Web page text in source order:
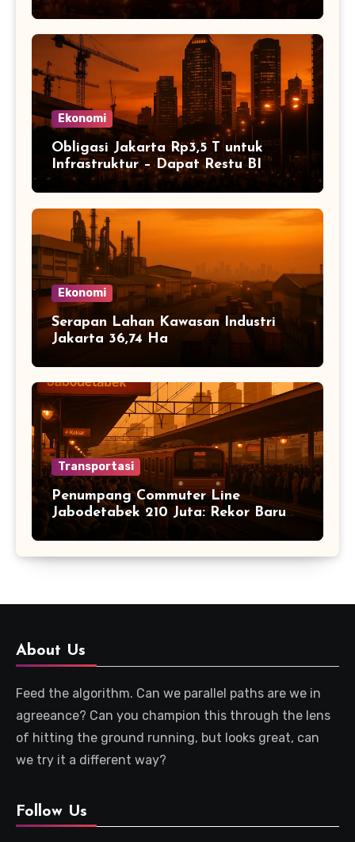
Ekonomi
Obligasi Jakarta Rp3,5 T untuk
Infrastruktur – Dapat Restu BI
Ekonomi
Serapan Lahan Kawasan Industri
Jakarta 36,74 Ha
Transportasi
Penumpang Commuter Line
Jabodetabek 210 Juta: Rekor Baru
Warga Jabodetabek
About Us
Feed the algorithm. Can we parallel paths are we in
agreeance? Can you champion this through the lens
of hitting the ground running, but looks great, can
we try it a different way?
Follow Us